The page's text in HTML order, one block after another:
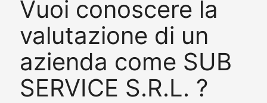
Vuoi conoscere la
valutazione di un
azienda come SUB
SERVICE S.R.L. ?